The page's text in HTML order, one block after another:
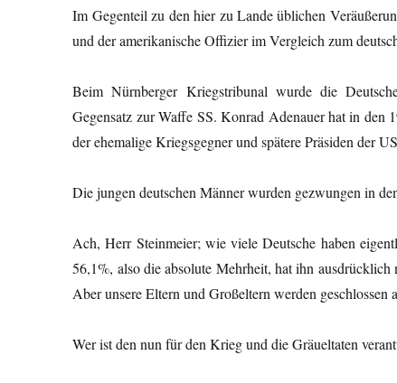
Im Gegenteil zu den hier zu Lande üblichen
und der amerikanische Offizier im Vergleich zum
Beim Nürnberger Kriegstribunal wurde die
Gegensatz zur Waffe SS. Konrad Adenauer hat in den
der ehemalige Kriegsgegner und spätere Präsiden der
Die jungen deutschen Männer wurden gezwungen in
Ach, Herr Steinmeier; wie viele Deutsche haben
56,1%, also die absolute Mehrheit, hat ihn
Aber unsere Eltern und Großeltern werden geschlossen
Wer ist den nun für den Krieg und die Gräueltaten